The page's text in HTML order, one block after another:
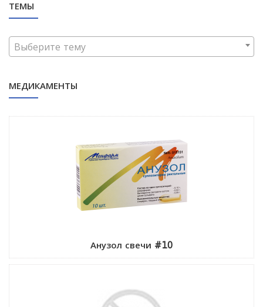
ТЕМЫ
Выберите тему
МЕДИКАМЕНТЫ
Анузол свечи #10